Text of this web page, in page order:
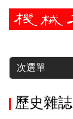
暫停
次選單
歷史雜誌